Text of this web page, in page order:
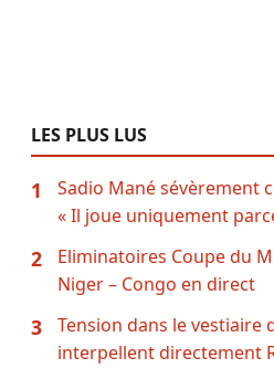
LES PLUS LUS
1
Sadio Mané sévèrement
« Il joue uniquement
2
Eliminatoires Coupe du
Niger – Congo en direct
3
Tension dans le vestiaire
interpellent directement